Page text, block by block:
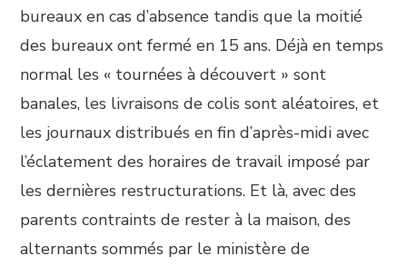
bureaux en cas d’absence tandis que la moitié
des bureaux ont fermé en 15 ans. Déjà en temps
normal les « tournées à découvert » sont
banales, les livraisons de colis sont aléatoires, et
les journaux distribués en fin d’après-midi avec
l’éclatement des horaires de travail imposé par
les dernières restructurations. Et là, avec des
parents contraints de rester à la maison, des
alternants sommés par le ministère de